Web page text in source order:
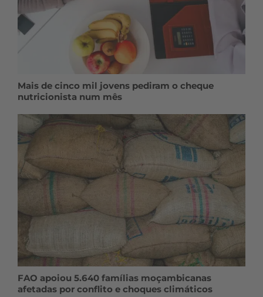
Mais de cinco mil jovens pediram o cheque
nutricionista num mês
FAO apoiou 5.640 famílias moçambicanas
afetadas por conflito e choques climáticos